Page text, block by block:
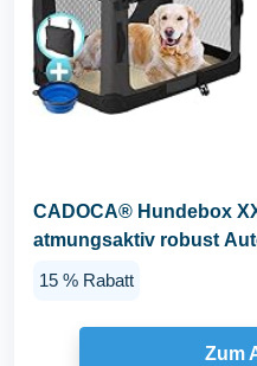
CADOCA® Hundebox
atmungsaktiv robust
15 % Rabatt
Zum